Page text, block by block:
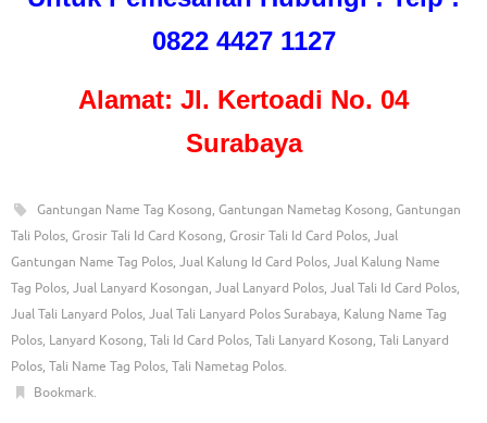
0822 4427 1127
Alamat: Jl. Kertoadi No. 04
Surabaya
Gantungan Name Tag Kosong, Gantungan Nametag Kosong, Gantungan
Tali Polos, Grosir Tali Id Card Kosong, Grosir Tali Id Card Polos, Jual
Gantungan Name Tag Polos, Jual Kalung Id Card Polos, Jual Kalung Name
Tag Polos, Jual Lanyard Kosongan, Jual Lanyard Polos, Jual Tali Id Card Polos,
Jual Tali Lanyard Polos, Jual Tali Lanyard Polos Surabaya, Kalung Name Tag
Polos, Lanyard Kosong, Tali Id Card Polos, Tali Lanyard Kosong, Tali Lanyard
Polos, Tali Name Tag Polos, Tali Nametag Polos.
Bookmark.